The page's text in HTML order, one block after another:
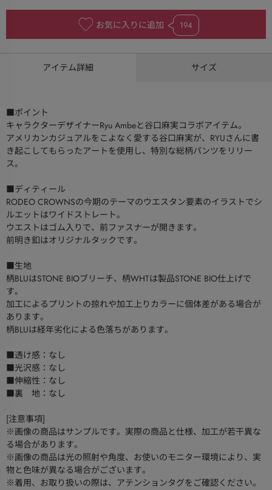
お気に入りに追加 194
アイテム詳細 サイズ
■ポイント
キャラクターデザイナーRyu Ambeと谷口麻実コラボアイテム。
アメリカンカジュアルをこよなく愛する谷口麻実が、RYUさんに書
き起こしてもらったアートを使用し、特別な総柄パンツをリリー
ス。
■ディティール
RODEO CROWNSの今期のテーマのウエスタン要素のイラストでシ
ルエットはワイドストレート。
ウエストはゴム入りで、前ファスナーが開きます。
前明き釦はオリジナルタックです。
■生地
柄BLUはSTONE BIOブリーチ、柄WHTは製品STONE BIO仕上げで
す。
加工によるプリントの掠れや加工上りカラーに個体差がある場合が
あります。
柄BLUは経年劣化による色落ちがあります。
■透け感：なし
■光沢感：なし
■伸縮性：なし
■裏 地：なし
[注意事項]
※画像の商品はサンプルです。実際の商品と仕様、加工が若干異な
る場合があります。
※画像の商品は光の照射や角度、お使いのモニター環境により、実
物と色味が異なる場合がございます。
※着用、お取り扱いの際は、アテンションタグをご確認ください。